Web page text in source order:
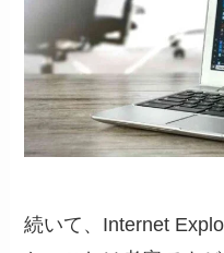
続いて、Internet